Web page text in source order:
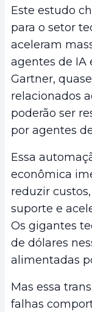
Este estudo
para o setor
aceleram
agentes de IA
Gartner,
relacionados
poderão ser
por agentes
Essa
econômica
reduzir
suporte e
Os gigantes
de dólares
alimentadas
Mas essa
falhas